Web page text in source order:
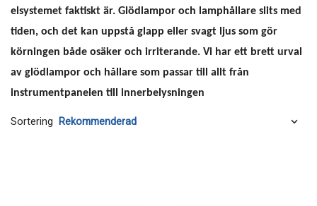
elsystemet faktiskt är. Glödlampor och lamphållare slits med
tiden, och det kan uppstå glapp eller svagt ljus som gör
körningen både osäker och irriterande. Vi har ett brett urval
av glödlampor och hållare som passar till allt från
instrumentpanelen till innerbelysningen
Sortering